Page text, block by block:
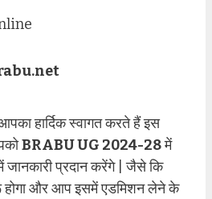
हार्दिक स्वागत करते हैं इस
BRABU UG 2024-28में
जानकारी प्रदान करेंगे | जैसे कि
और आप इसमें एडमिशन लेने के